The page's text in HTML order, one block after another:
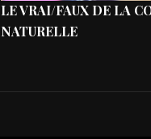
LE VRAI/FAUX DE LA
NATURELLE